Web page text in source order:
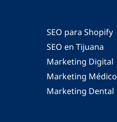
SEO para Shopify
SEO en Tijuana
Marketing Digital
Marketing Médico
Marketing Dental